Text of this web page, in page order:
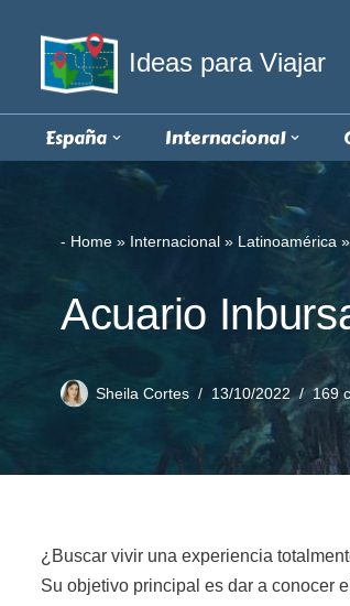
Saltar
contenido
Ideas para Viajar
España Internacional
- Home » Internacional » Latinoamérica »
Acuario
Sheila Cortes 13/10/2022 169
¿Buscar vivir una experiencia
Su objetivo principal es dar a conocer